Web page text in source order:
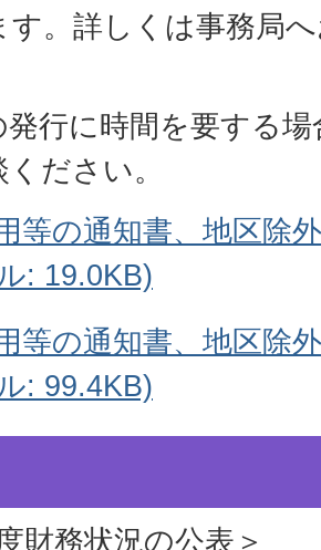
す。詳しくは事務局
発行に時間を要する
ださい。
等の通知書、地区除
: 19.0KB)
等の通知書、地区除
: 99.4KB)
財務状況の公表＞